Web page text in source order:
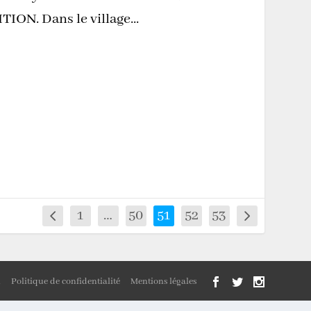
Dans le village...
1 … 50 51 52 53
Politique de confidentialité Mentions légales